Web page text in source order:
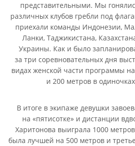
представительными. Мы
различных клубов гребли под
приехали команды Индонезии,
Ланки, Таджикистана,
Украины. Как и было
за три соревновательных дня
видах женской части программы
и 200 метров в
В итоге в экипаже девушки
на «пятисотке» и дистанции
Харитонова выиграла 1000
была лучшей на 500 метров и